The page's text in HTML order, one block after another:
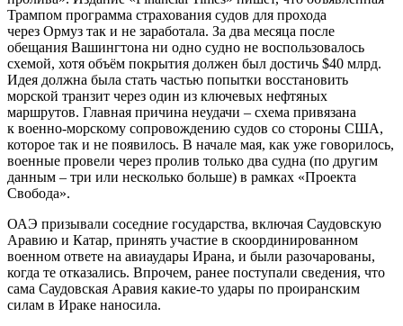
Трампом программа страхования судов для прохода
через Ормуз так и не заработала. За два месяца после
обещания Вашингтона ни одно судно не воспользовалось
схемой, хотя объём покрытия должен был достичь $40 млрд.
Идея должна была стать частью попытки восстановить
морской транзит через один из ключевых нефтяных
маршрутов. Главная причина неудачи – схема привязана
к военно-морскому сопровождению судов со стороны США,
которое так и не появилось. В начале мая, как уже говорилось,
военные провели через пролив только два судна (по другим
данным – три или несколько больше) в рамках «Проекта
Свобода».
ОАЭ призывали соседние государства, включая Саудовскую
Аравию и Катар, принять участие в скоординированном
военном ответе на авиаудары Ирана, и были разочарованы,
когда те отказались. Впрочем, ранее поступали сведения, что
сама Саудовская Аравия какие-то удары по проиранским
силам в Ираке наносила.